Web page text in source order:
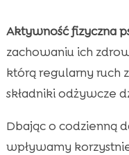
Aktywność fizyczna
zachowaniu ich
którą regularny ruch
składniki odżywcze
Dbając o codzienną
wpływamy